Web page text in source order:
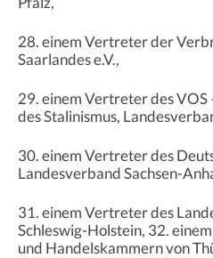
28. einem Vertreter der
Saarlandes e.V.,
29. einem Vertreter des
des Stalinismus,
30. einem Vertreter des
Landesverband Sachsen-
31. einem Vertreter des
Schleswig-Holstein, 32.
und Handelskammern von